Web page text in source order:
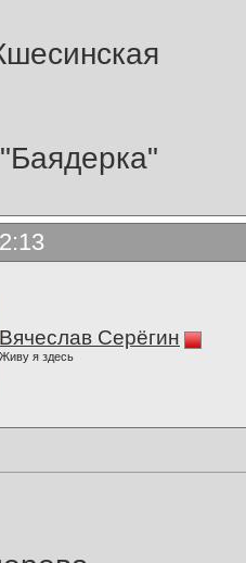
Вячеслав Серёгин
Живу я здесь